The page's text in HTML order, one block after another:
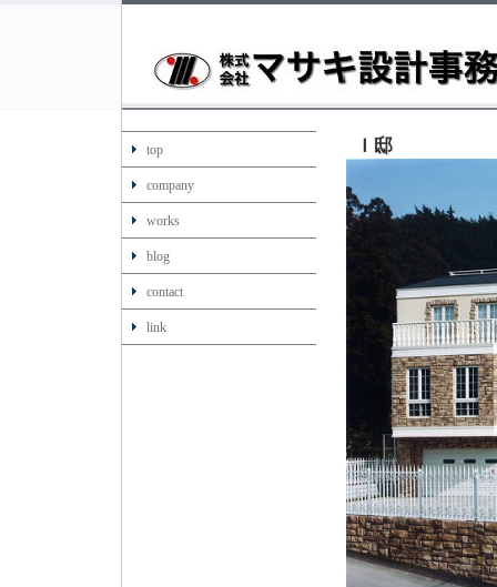
top
company
works
blog
contact
link
Ｉ邸